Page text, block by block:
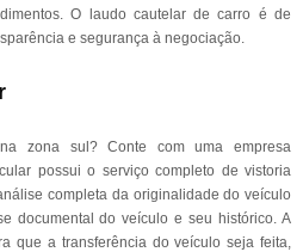
O laudo cautelar de carro é de
e segurança à negociação.
zona sul? Conte com uma empresa
possui o serviço completo de vistoria
completa da originalidade do veículo
documental do veículo e seu histórico. A
que a transferência do veículo seja feita,